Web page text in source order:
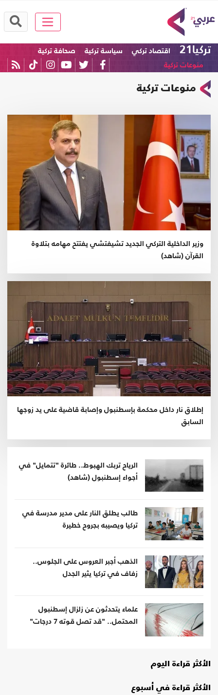
تركيا21 اقتصاد تركي سياسة تركية
صحافة تركية
منوعات تركية
منوعات تركية
وزير الداخلية التركي الجديد تشيفتشي يفتتح مهامه بتلاوة
القرآن (شاهد)
إطلاق نار داخل محكمة بإسطنبول وإصابة قاضية على يد زوجها
السابق
الرياح تربك الهبوط.. طائرة "تتمايل" في
أجواء إسطنبول (شاهد)
طالب يطلق النار على مدير مدرسة في
تركيا ويصيبه بجروح خطيرة
الذهب أجبر العروس على الجلوس..
زفاف في تركيا يثير الجدل
علماء يتحدثون عن زلزال إسطنبول
المحتمل.. "قد تصل قوته 7 درجات"
الأكثر قراءة اليوم
الأكثر قراءة في أسبوع